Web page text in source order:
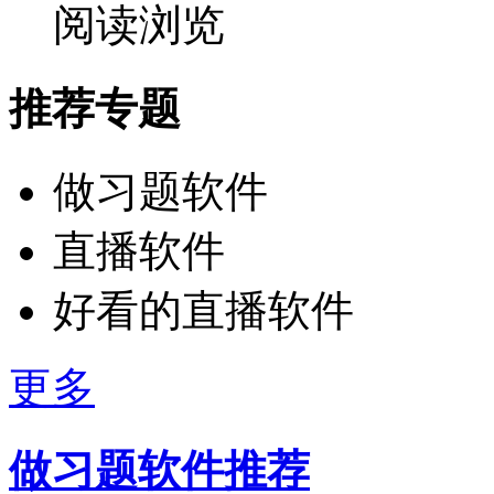
阅读浏览
推荐专题
做习题软件
直播软件
好看的直播软件
更多
做习题软件推荐